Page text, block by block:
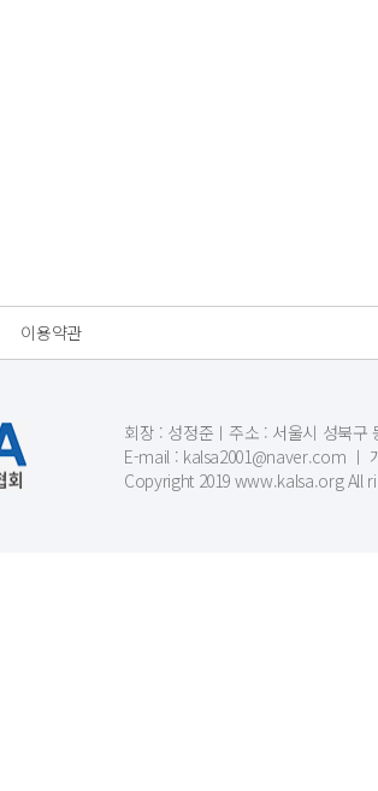
이용약관
회장 : 성정준ㅣ주소 : 서울시 성북구
E-mail : kalsa2001@naver.com ㅣ
Copyright 2019 www.kalsa.org All